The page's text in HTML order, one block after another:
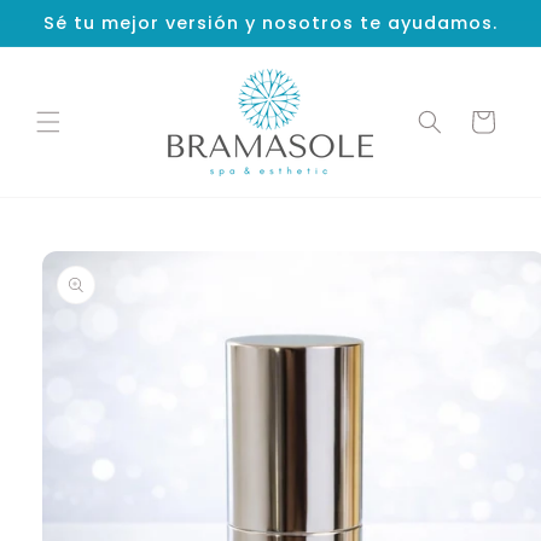
directamente
al contenido
Sé tu mejor versión y nosotros te ayudamos.
Carrito
directamente
información
del producto